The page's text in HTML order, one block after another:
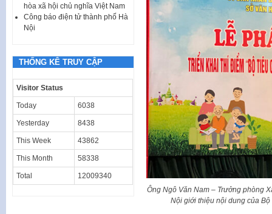
Ông Ngô Văn Nam – Trưởng phòng
Nội giới thiệu nội dung của
hòa xã hội chủ nghĩa Việt Nam
Công báo điện tử thành phố Hà
Nội
THỐNG KÊ TRUY CẬP
Visitor Status
Today 6038
Yesterday 8438
This Week 43862
This Month 58338
Total 12009340